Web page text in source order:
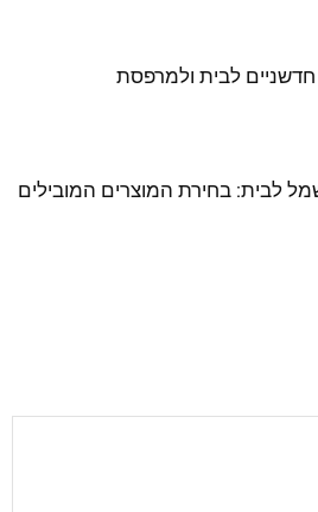
חדשניים לבית ולמרפסת
לבית: בחירת המוצרים המובילים